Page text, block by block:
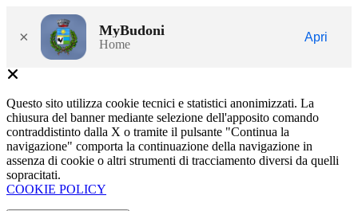
× MyBudoni
Home
Apri
Questo sito utilizza cookie tecnici e statistici anonimizzati. La
chiusura del banner mediante selezione dell'apposito comando
contraddistinto dalla X o tramite il pulsante "Continua la
navigazione" comporta la continuazione della navigazione in
assenza di cookie o altri strumenti di tracciamento diversi da quelli
sopracitati.
COOKIE POLICY